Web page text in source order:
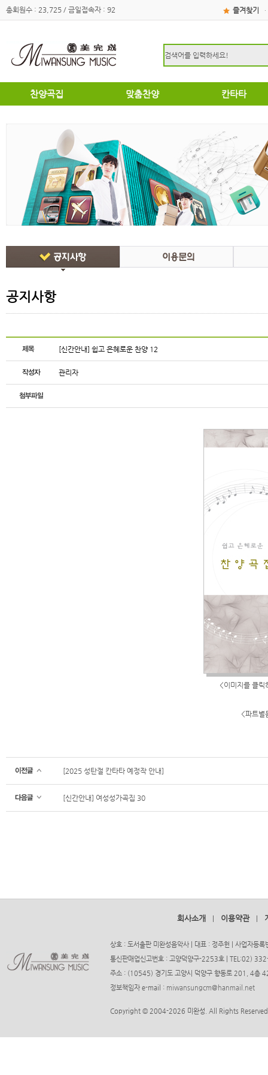
총회원수 : 23,725 / 금일접속자 : 92 즐겨찾기 ·
찬양곡집
쉽고은혜로운찬양곡집
소편성관현악성가곡집
영광의찬양
찬송가편곡
명성가 / 애창성가
복음성가합창편곡집
우리가락 찬양곡집
절기별성가
혼성3부
여성성가
맞춤찬양
영광의찬양
찬송가편곡
애창성가
명성가/복음성가합창편곡
절기별성가/국악성가
혼성3부
송영
특별찬양곡집
크리스마스
칸타타
부활절
공지사항
[신간안내] 쉽고 은혜로운 찬양 12
관리자
<이미지를 클릭
<파트별
[2025 성탄절 칸타타 예정작 안내]
[신간안내] 여성성가곡집 30
회사소개 이용약관
상호 : 도서출판 미완성음악사 | 대표 : 정주헌 | 사업자등
통신판매업신고번호 : 고양덕양구-2253호 | TEL:02)
주소 : (10545) 경기도 고양시 덕양구 향동로 201, 4층
정보책임자 e-mail : miwansungcm@hanmail.net
Copyright © 2004-2026 미완성. All Rights